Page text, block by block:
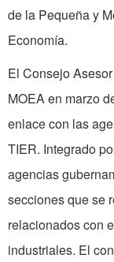
de la Pequeña y
Economía.
El Consejo
MOEA en mar­zo
enlace con las
TIER. Integrado
agencias
secciones que se
relacionados con
industriales. El